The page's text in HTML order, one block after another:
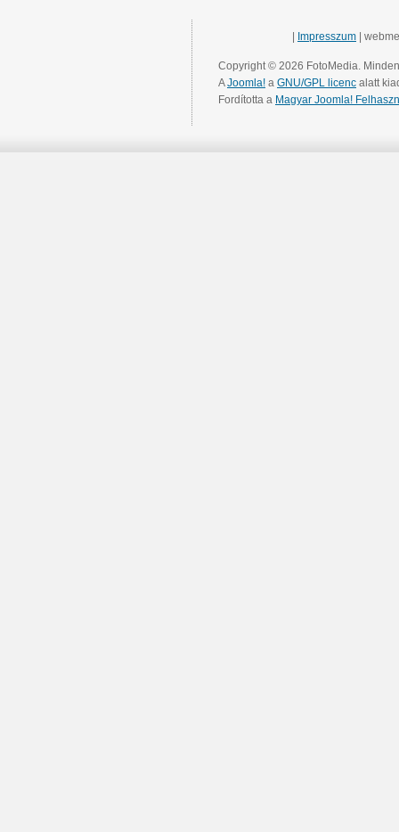
Impresszum |
Copyright © 2026 FotoMedia.
AJoomla! a GNU/GPL licenc alatt
Fordította a Magyar Joomla!